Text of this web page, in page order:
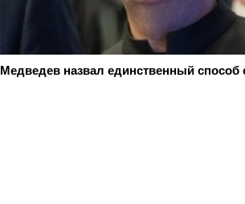
Медведев назвал единственный способ